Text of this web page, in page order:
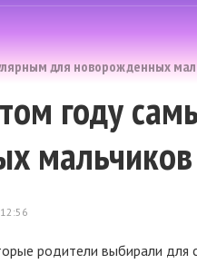
для новорожденных
году
родители выбирали для